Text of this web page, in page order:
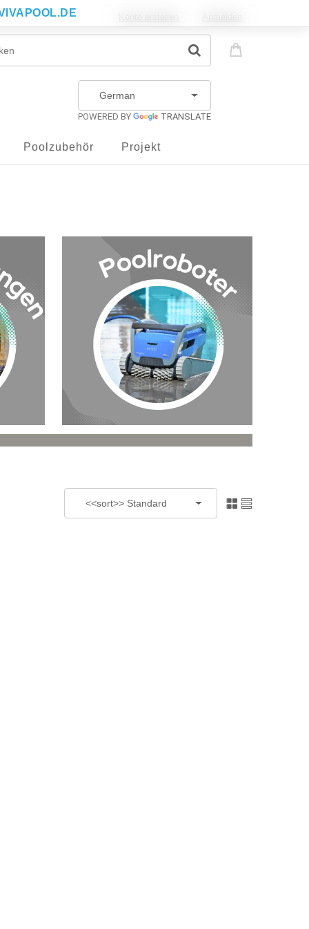
POWERED BY TRANSLATE
Poolzubehör Projekt